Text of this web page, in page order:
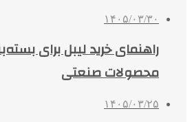
۱۴۰۵/۰۳/۳۰
راهنمای خرید لیبل برای
محصولات صنعتی
۱۴۰۵/۰۳/۲۵